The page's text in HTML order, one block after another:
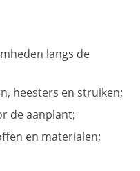
langs de
heesters en struiken;
de aanplant;
en materialen;